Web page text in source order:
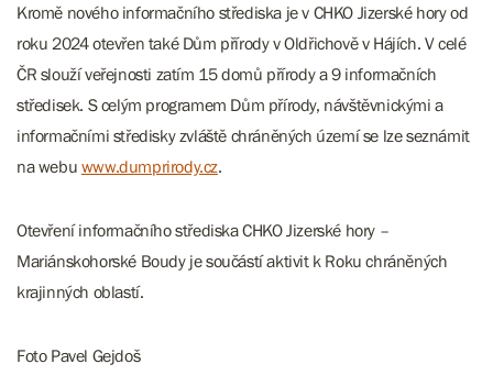
Kromě nového informačního střediska je v CHKO Jizerské hory od
roku 2024 otevřen také Dům přírody v Oldřichově v Hájích. V celé
ČR slouží veřejnosti zatím 15 domů přírody a 9 informačních
středisek. S celým programem Dům přírody, návštěvnickými a
informačními středisky zvláště chráněných území se lze seznámit
na webu www.dumprirody.cz.
Otevření informačního střediska CHKO Jizerské hory –
Mariánskohorské Boudy je součástí aktivit k Roku chráněných
krajinných oblastí.
Foto Pavel Gejdoš